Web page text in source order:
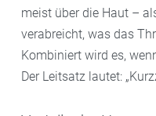
meist über die Haut –
verabreicht, was das
Kombiniert wird es,
Der Leitsatz lautet: